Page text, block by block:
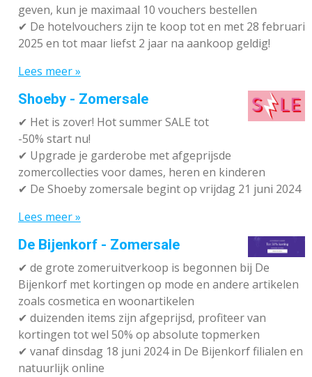
geven, kun je maximaal 10 vouchers bestellen
✔ De hotelvouchers zijn te koop tot en met 28 februari
2025 en tot maar liefst 2 jaar na aankoop geldig!
Lees meer »
Shoeby - Zomersale
✔ Het is zover! Hot summer SALE tot
-50% start nu!
✔ Upgrade je garderobe met afgeprijsde
zomercollecties voor dames, heren en kinderen
✔ De Shoeby zomersale begint op vrijdag 21 juni 2024
Lees meer »
De Bijenkorf - Zomersale
✔ de grote zomeruitverkoop is begonnen bij De
Bijenkorf met kortingen op mode en andere artikelen
zoals cosmetica en woonartikelen
✔ duizenden items zijn afgeprijsd, profiteer van
kortingen tot wel 50% op absolute topmerken
✔ vanaf dinsdag 18 juni 2024 in De Bijenkorf filialen en
natuurlijk online